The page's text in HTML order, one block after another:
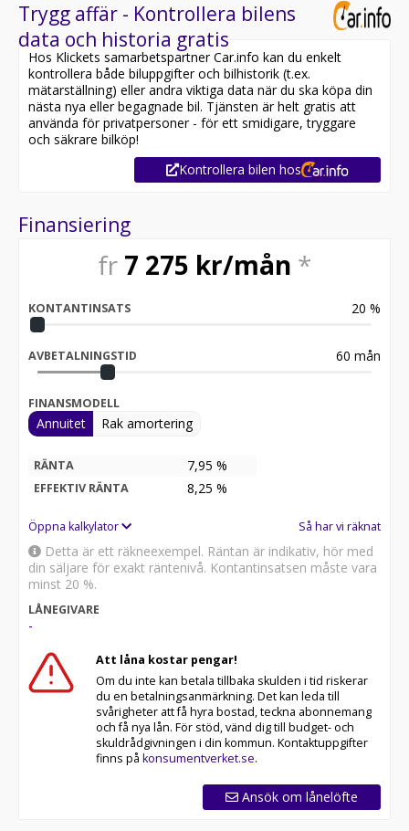
Trygg affär - Kontrollera bilens
data och historia gratis
Hos Klickets samarbetspartner Car.info kan du enkelt
kontrollera både biluppgifter och bilhistorik (t.ex.
mätarställning) eller andra viktiga data när du ska köpa din
nästa nya eller begagnade bil. Tjänsten är helt gratis att
använda för privatpersoner - för ett smidigare, tryggare
och säkrare bilköp!
Kontrollera bilen hos
Finansiering
fr 7 275 kr/mån *
KONTANTINSATS 20 %
AVBETALNINGSTID 60 mån
FINANSMODELL
Annuitet Rak amortering
RÄNTA 7,95 %
EFFEKTIV RÄNTA 8,25 %
Öppna kalkylator Så har vi räknat
Detta är ett räkneexempel. Räntan är indikativ, hör med
din säljare för exakt räntenivå. Kontantinsatsen måste vara
minst 20 %.
LÅNEGIVARE
-
Att låna kostar pengar!
Om du inte kan betala tillbaka skulden i tid riskerar
du en betalningsanmärkning. Det kan leda till
svårigheter att få hyra bostad, teckna abonnemang
och få nya lån. För stöd, vänd dig till budget- och
skuldrådgivningen i din kommun. Kontaktuppgifter
finns på konsumentverket.se.
Ansök om lånelöfte